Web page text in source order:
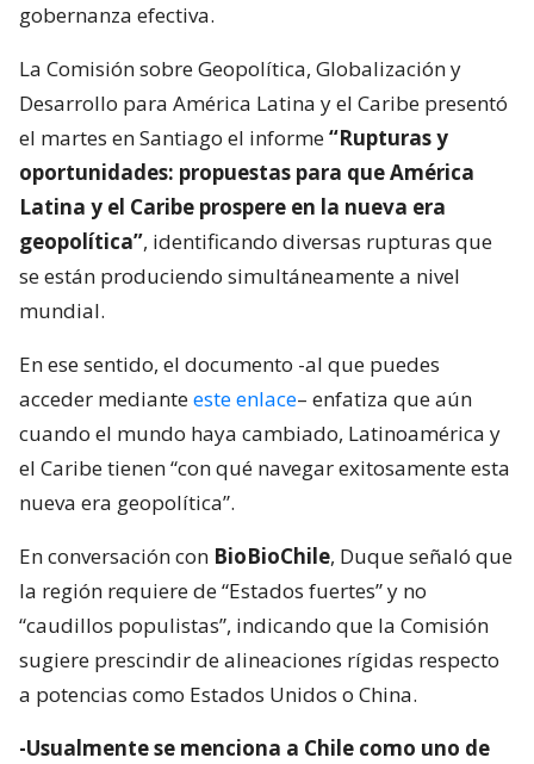
gobernanza efectiva.
La Comisión sobre Geopolítica, Globalización y
Desarrollo para América Latina y el Caribe presentó
el martes en Santiago el informe“Rupturas y
oportunidades: propuestas para que América
Latina y el Caribe prospere en la nueva era
geopolítica”, identificando diversas rupturas que
se están produciendo simultáneamente a nivel
mundial.
En ese sentido, el documento -al que puedes
acceder medianteeste enlace– enfatiza que aún
cuando el mundo haya cambiado, Latinoamérica y
el Caribe tienen “con qué navegar exitosamente esta
nueva era geopolítica”.
En conversación con BioBioChile, Duque señaló que
la región requiere de “Estados fuertes” y no
“caudillos populistas”, indicando que la Comisión
sugiere prescindir de alineaciones rígidas respecto
a potencias como Estados Unidos o China.
-Usualmente se menciona a Chile como uno de